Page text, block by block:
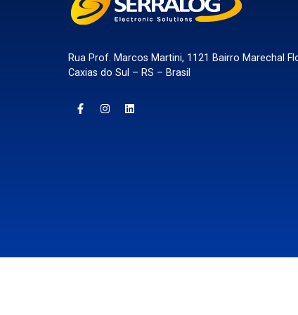
Rua Prof. Marcos Martini, 1121 Bairro Marechal
Caxias do Sul – RS – Brasil